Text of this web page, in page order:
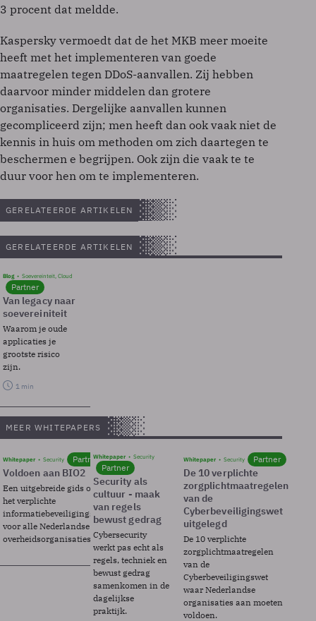
3 procent dat meldde.
Kaspersky vermoedt dat de het MKB meer moeite
heeft met het implementeren van goede
maatregelen tegen DDoS-aanvallen. Zij hebben
daarvoor minder middelen dan grotere
organisaties. Dergelijke aanvallen kunnen
gecompliceerd zijn; men heeft dan ook vaak niet de
kennis in huis om methoden om zich daartegen te
beschermen e begrijpen. Ook zijn die vaak te te
duur voor hen om te implementeren.
GERELATEERDE ARTIKELEN
GERELATEERDE ARTIKELEN
Blog Soevereinteit, Cloud
Partner
Van legacy naar
soevereiniteit
Waarom je oude
applicaties je
grootste risico
zijn.
1 min
MEER WHITEPAPERS
Whitepaper Security Partner
Voldoen aan BIO2
Een uitgebreide gids over BIO2,
het verplichte
informatiebeveiligingsframework
voor alle Nederlandse
overheidsorganisaties.
Whitepaper Security
Partner
Security als
cultuur - maak
van regels
bewust gedrag
Cybersecurity
werkt pas echt als
regels, techniek en
bewust gedrag
samenkomen in de
dagelijkse
praktijk.
Whitepaper Security Partner
De 10 verplichte
zorgplichtmaatregelen
van de
Cyberbeveiligingswet
uitgelegd
De 10 verplichte
zorgplichtmaatregelen
van de
Cyberbeveiligingswet
waar Nederlandse
organisaties aan moeten
voldoen.